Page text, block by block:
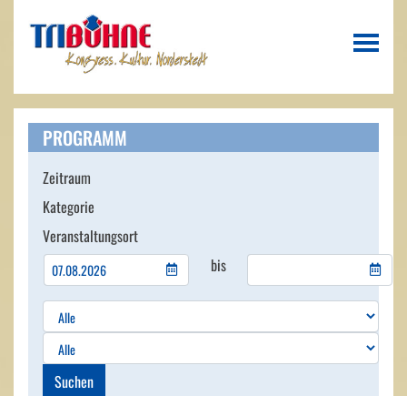
PROGRAMM
Zeitraum
Kategorie
Veranstaltungsort
bis
Suchen